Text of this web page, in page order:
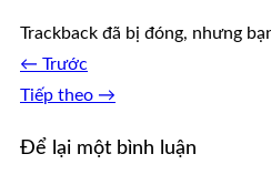
Trackback đã bị đóng, nhưng
← Trước
Tiếp theo →
Để lại một bình luận